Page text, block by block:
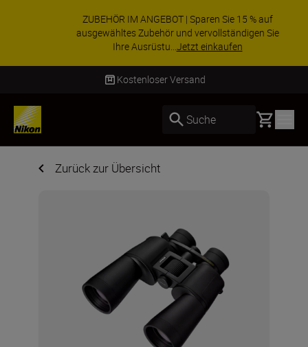
ZUBEHÖR IM ANGEBOT | Sparen Sie 15 % auf
ausgewähltes Zubehör und vervollständigen Sie
Ihre Ausrüstu...Jetzt einkaufen
Lieferung innerhalb von 4–6 Werktagen
Suche Basket
Zurück zur Übersicht